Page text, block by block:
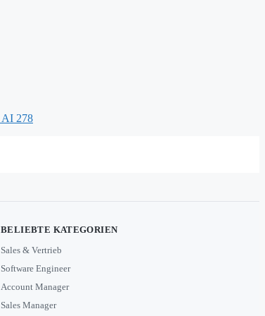
AI 278
BELIEBTE KATEGORIEN
Sales & Vertrieb
Software Engineer
Account Manager
Sales Manager